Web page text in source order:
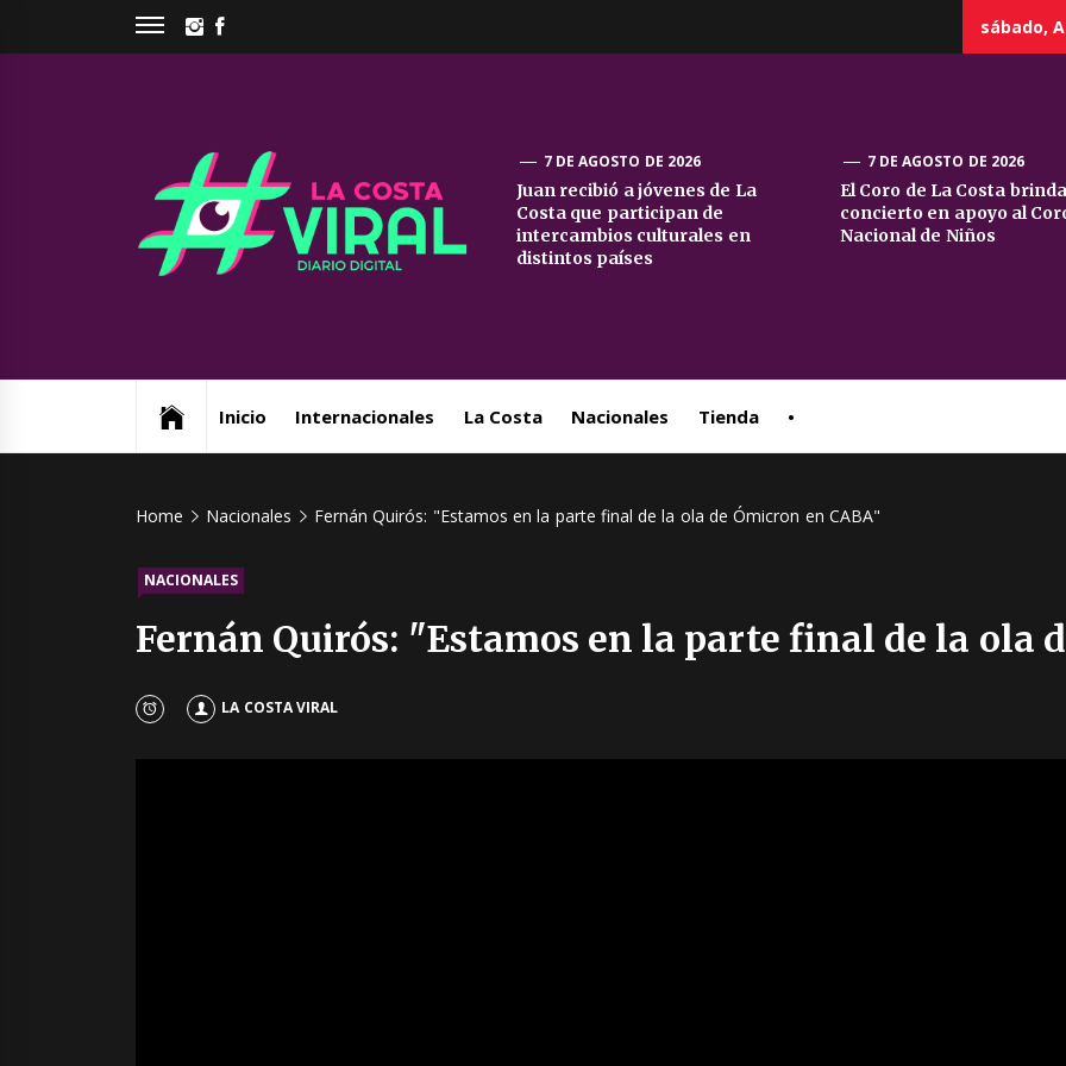
INSTAGRAM
sábado,
La
Costa
7 DE AGOSTO DE 2026
Juan recibió a jóvenes de La
Costa que participan de
intercambios culturales en
distintos países
7 DE AGOSTO DE 2026
El Coro de La Costa
concierto en apoyo al
Nacional de Niños
Inicio Internacionales La Costa Nacionales Tienda •
Home Nacionales Fernán Quirós: "Estamos en la parte final de la ola de Ómicron en CABA"
NACIONALES
Fernán Quirós: "Estamos en la parte final de la ola
LA COSTA VIRAL